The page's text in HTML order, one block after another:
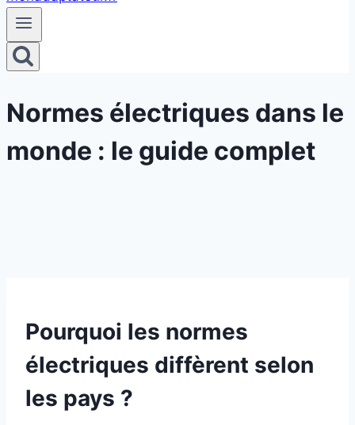
Normes électriques dans le
monde : le guide complet
Pourquoi les normes
électriques diffèrent selon
les pays ?